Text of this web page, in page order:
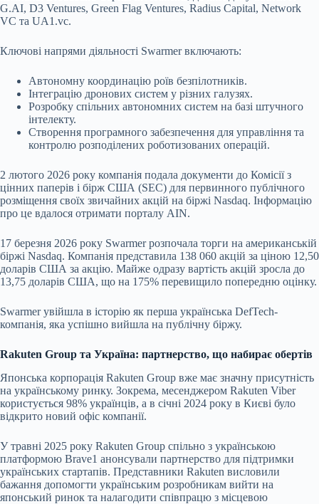
G.AI, D3 Ventures, Green Flag Ventures, Radius Capital, Network
VC та UA1.vc.
Ключові напрями діяльності Swarmer включають:
Автономну координацію роїв безпілотників.
Інтеграцію дронових систем у різних галузях.
Розробку спільних автономних систем на базі штучного
інтелекту.
Створення програмного забезпечення для управління та
контролю розподілених роботизованих операцій.
2 лютого 2026 року компанія подала документи до Комісії з
цінних паперів і бірж США (SEC) для первинного публічного
розміщення своїх звичайних акцій на біржі Nasdaq. Інформацію
про це вдалося отримати порталу AIN.
17 березня 2026 року Swarmer розпочала торги на американській
біржі Nasdaq. Компанія представила 138 060 акцій за ціною 12,50
доларів США за акцію. Майже одразу вартість акцій зросла до
13,75 доларів США, що на 175% перевищило попередню оцінку.
Swarmer увійшла в історію як перша українська DefTech-
компанія, яка успішно вийшла на публічну біржу.
Rakuten Group та Україна: партнерство, що набирає обертів
Японська корпорація Rakuten Group вже має значну присутність
на українському ринку. Зокрема, месенджером Rakuten Viber
користується 98% українців, а в січні 2024 року в Києві було
відкрито новий офіс компанії.
У травні 2025 року Rakuten Group спільно з українською
платформою Brave1 анонсували партнерство для підтримки
українських стартапів. Представники Rakuten висловили
бажання допомогти українським розробникам вийти на
японський ринок та налагодити співпрацю з місцевою